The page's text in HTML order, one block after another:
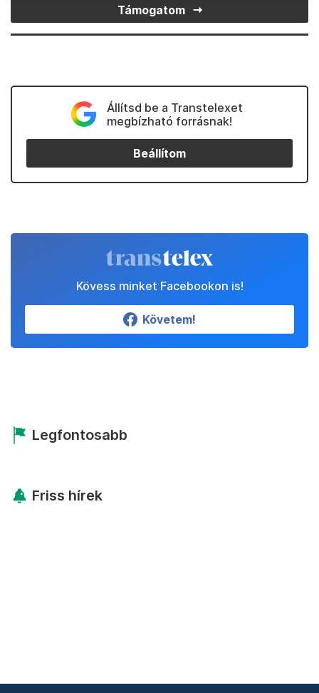
Támogatom
Állítsd be a Transtelexet
megbízható forrásnak!
Beállítom
Kövess minket Facebookon is!
Követem!
Legfontosabb
Friss hírek